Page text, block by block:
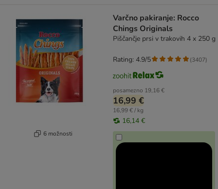
6 možnosti
Varčno pakiranje: Rocco
Chings Originals
Piščančje prsi v trakovih 4 x 250 g
posamezno 19,16 €
16,99 €
16,99 € / kg
16,14 €
Rating: 4.9/5 (3407)